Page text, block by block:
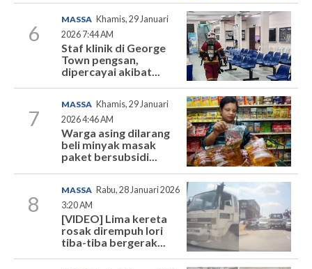
6
MASSA Khamis, 29 Januari
2026 7:44 AM
Staf klinik di George
Town pengsan,
dipercayai akibat...
7
MASSA Khamis, 29 Januari
2026 4:46 AM
Warga asing dilarang
beli minyak masak
paket bersubsidi...
8
MASSA Rabu, 28 Januari 2026
3:20 AM
[VIDEO] Lima kereta
rosak dirempuh lori
tiba-tiba bergerak...